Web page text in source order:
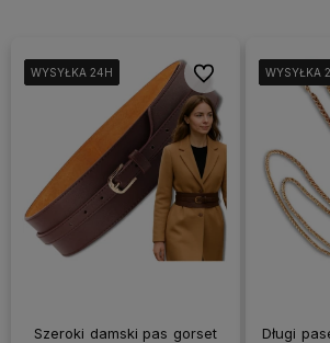
WYSYŁKA 24H
WYSYŁKA 24H
WYSYŁKA 24H
WYSYŁKA 24H
WYSYŁKA 24H
Szeroki damski pas gorset
Do ulubionychWYSYŁKA
WYSYŁKA
WYSYŁKA
WYSYŁKA
WYSYŁKA
WYSYŁKA
WYSYŁKA
Długi